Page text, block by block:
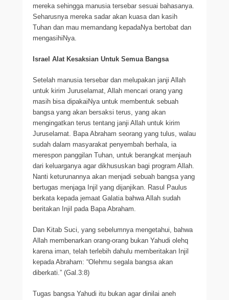
mereka sehingga manusia tersebar sesuai bahasanya.
Seharusnya mereka sadar akan kuasa dan kasih
Tuhan dan mau memandang kepadaNya bertobat dan
mengasihiNya.
Israel Alat Kesaksian Untuk Semua Bangsa
Setelah manusia tersebar dan melupakan janji Allah
untuk kirim Juruselamat, Allah mencari orang yang
masih bisa dipakaiNya untuk membentuk sebuah
bangsa yang akan bersaksi terus, yang akan
mengingatkan terus tentang janji Allah untuk kirim
Juruselamat. Bapa Abraham seorang yang tulus, walau
sudah dalam masyarakat penyembah berhala, ia
merespon panggilan Tuhan, untuk berangkat menjauh
dari keluarganya agar dikhususkan bagi program Allah.
Nanti keturunannya akan menjadi sebuah bangsa yang
bertugas menjaga Injil yang dijanjikan. Rasul Paulus
berkata kepada jemaat Galatia bahwa Allah sudah
beritakan Injil pada Bapa Abraham.
Dan Kitab Suci, yang sebelumnya mengetahui, bahwa
Allah membenarkan orang-orang bukan Yahudi olehq
karena iman, telah terlebih dahulu memberitakan Injil
kepada Abraham: “Olehmu segala bangsa akan
diberkati.” (Gal.3:8)
Tugas bangsa Yahudi itu bukan agar dinilai aneh